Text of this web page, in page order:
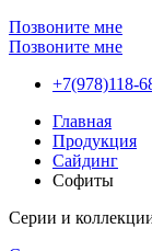
Позвоните мне
Позвоните мне
+7(978)118-
Главная
Продукция
Сайдинг
Софиты
Серии и